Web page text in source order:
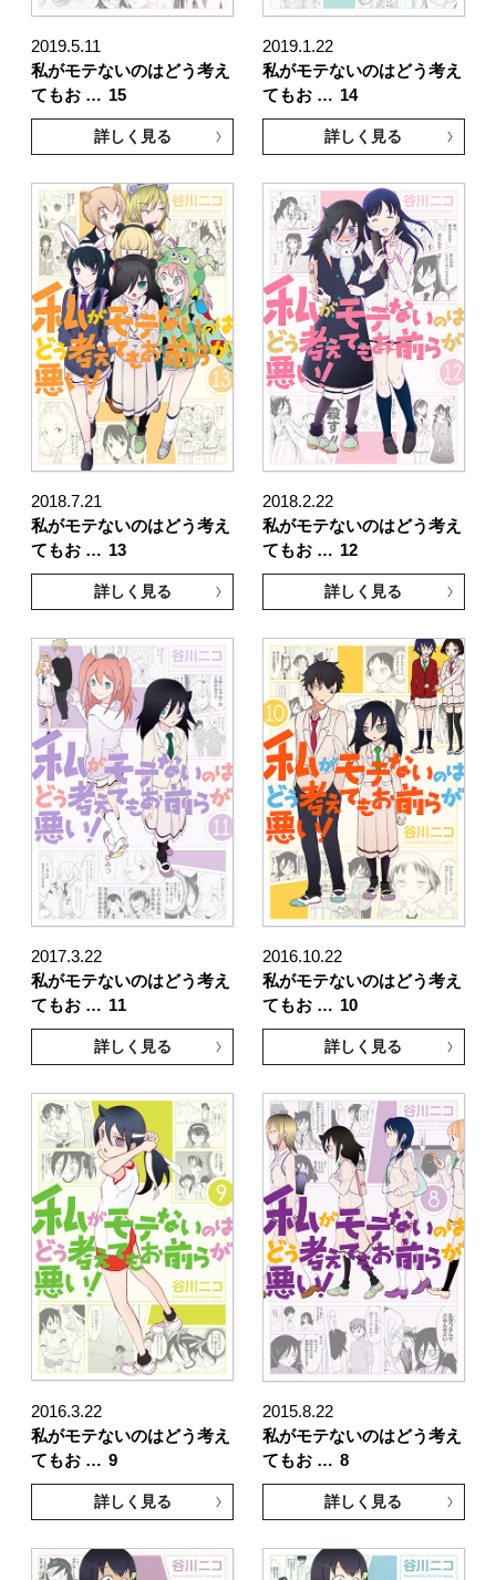
2019.5.11
私がモテないのはどう考え
てもお … 15
詳しく見る
2019.1.22
私がモテないのはどう考え
てもお … 14
詳しく見る
2018.7.21
私がモテないのはどう考え
てもお … 13
詳しく見る
2018.2.22
私がモテないのはどう考え
てもお … 12
詳しく見る
2017.3.22
私がモテないのはどう考え
てもお … 11
詳しく見る
2016.10.22
私がモテないのはどう考え
てもお … 10
詳しく見る
2016.3.22
私がモテないのはどう考え
てもお … 9
詳しく見る
2015.8.22
私がモテないのはどう考え
てもお … 8
詳しく見る